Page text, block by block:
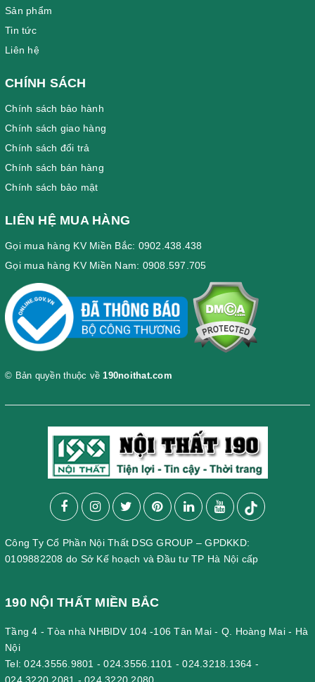
Sản phẩm
Tin tức
Liên hệ
CHÍNH SÁCH
Chính sách bảo hành
Chính sách giao hàng
Chính sách đổi trả
Chính sách bán hàng
Chính sách bảo mật
LIÊN HỆ MUA HÀNG
Gọi mua hàng KV Miền Bắc: 0902.438.438
Gọi mua hàng KV Miền Nam: 0908.597.705
© Bản quyền thuộc về190noithat.com
Công Ty Cổ Phần Nội Thất DSG GROUP – GPDKKD:
0109882208 do Sở Kế hoạch và Đầu tư TP Hà Nội cấp
190 NỘI THẤT MIỀN BẮC
Tầng 4 - Tòa nhà NHBIDV 104 -106 Tân Mai - Q. Hoàng Mai - Hà
Nội
Tel:024.3556.9801 -024.3556.1101 -024.3218.1364 -